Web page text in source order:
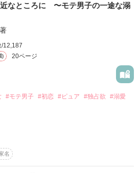
した。
どうなったのか……
嬉しいです。
ルだか友梨香の前では
親友｡クールだか相談にいつも乗って
こいイケメン｡
わぎ れん)
なところに 〜モテ男子の一途な溺
/12,187
) 20ページ
#モテ男子 #初恋 #ピュア #独占欲
#溺愛
委員になりたいと思うくらいには、
名